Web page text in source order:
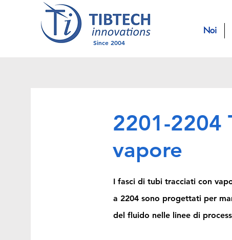
Noi
Since 2004
2201-2204
vapore
I fasci di tubi tracciati con
a 2204 sono progettati per
del fluido nelle linee di